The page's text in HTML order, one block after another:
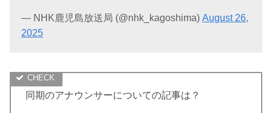
— NHK鹿児島放送局 (@nhk_kagoshima)August 26,
2025
同期のアナウンサーについての記事は？